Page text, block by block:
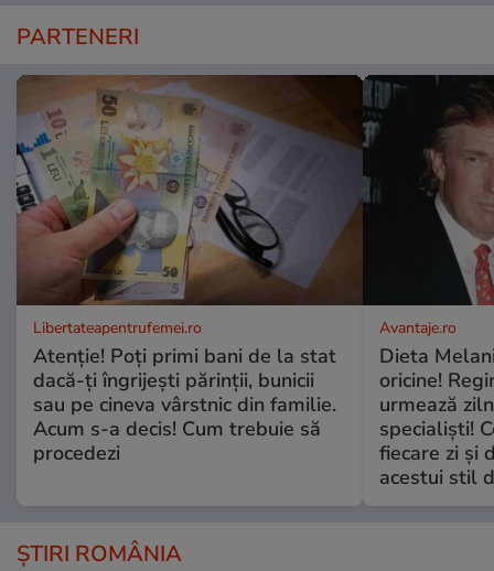
PARTENERI
Libertateapentrufemei.ro
Atenție! Poți primi bani de la stat
dacă-ți îngrijești părinții, bunicii
sau pe cineva vârstnic din familie.
Acum s-a decis! Cum trebuie să
procedezi
Avantaje.ro
Dieta
oricine!
urmează
specialiști!
fiecare zi și
acestui stil
ȘTIRI ROMÂNIA